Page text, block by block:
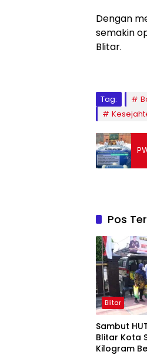
Dengan
semakin
Blitar.
Tag:
Pos
Blitar
Sambut
Blitar Kota
Kilogram